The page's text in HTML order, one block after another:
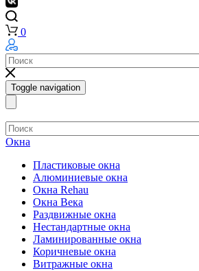
0
Toggle navigation
Окна
Пластиковые окна
Алюминиевые окна
Окна Rehau
Окна Века
Раздвижные окна
Нестандартные окна
Ламинированные окна
Коричневые окна
Витражные окна